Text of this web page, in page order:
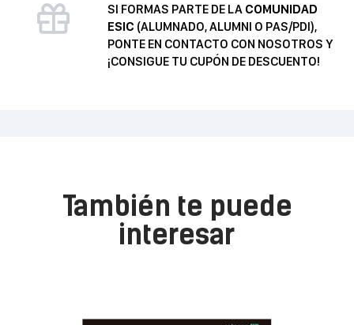
SI FORMAS PARTE DE LA COMUNIDAD
ESIC (ALUMNADO, ALUMNI O PAS/PDI),
PONTE EN CONTACTO CON NOSOTROS Y
¡CONSIGUE TU CUPÓN DE DESCUENTO!
También te puede
interesar